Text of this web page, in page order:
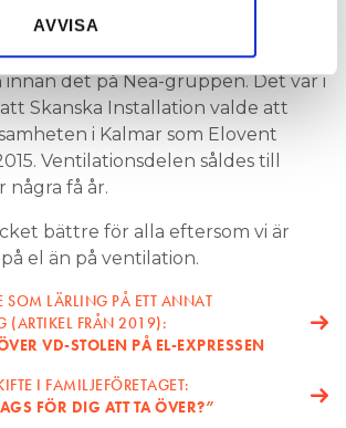
AVVISA
i bolaget. Tidigare vd:n Per
med David Alm på Skanska
innan det på Nea-gruppen. Det var i
Skanska Installation valde att
i Kalmar som Elovent
Ventilationsdelen såldes till
några få år.
bättre för alla eftersom vi är
el än på ventilation.
SOM LÄRLING PÅ ETT ANNAT
(ARTIKEL FRÅN 2019):
VD-STOLEN PÅ EL-EXPRESSEN
I FAMILJEFÖRETAGET:
FÖR DIG ATT TA ÖVER?”